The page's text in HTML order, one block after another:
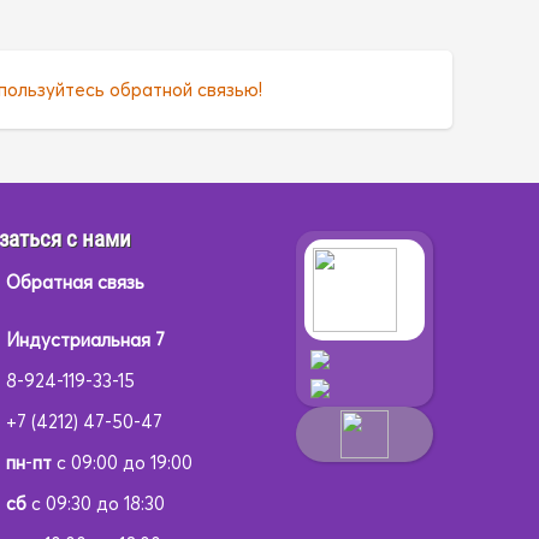
обратной связью!
с нами
Обратная связь
Индустриальная 7
8-924-119-33-15
+7 (4212) 47-50-47
пн-птс 09:00 до 19:00
сбс 09:30 до 18:30